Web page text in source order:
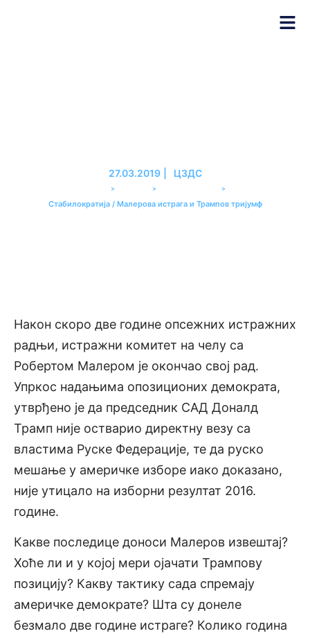
27.03.2019 ЦЗДС
> > >
Стабилократија / Малерова истрага и Трампов тријумф
Након скоро две године опсежних истражних
радњи, истражни комитет на челу са
Робертом Малером је окончао свој рад.
Упркос надањима опозиционих демократа,
утврђено је да председник САД Доналд
Трамп није остварио директну везу са
властима Руске Федерације, те да руско
мешање у америчке изборе иако доказано,
није утицало на изборни резултат 2016.
године.
Какве последице доноси Малеров извештај?
Хоће ли и у којој мери ојачати Трампову
позицију? Какву тактику сада спремају
америчке демократе? Шта су донеле
безмало две године истраге? Колико година